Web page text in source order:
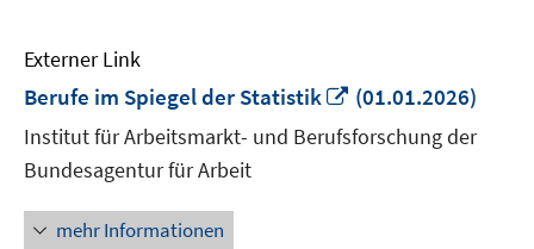
Externer Link
Berufe im Spiegel der Statistik
In
neuem
Fenster
(01.01.2026)
Institut für Arbeitsmarkt- und Berufsforschung der
Bundesagentur für Arbeit
mehr Informationen